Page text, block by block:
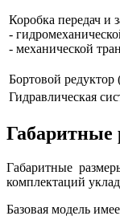
Коробка передач и
-
- механической
Бортовой
Гидравлическая
Габаритные
Габаритные
комплектаций
Базовая модель